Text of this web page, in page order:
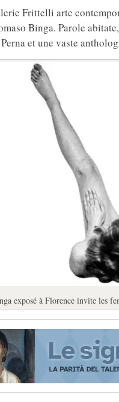
Frittelli arte
Binga. Parole
et une vaste
exposé à Florence invite les